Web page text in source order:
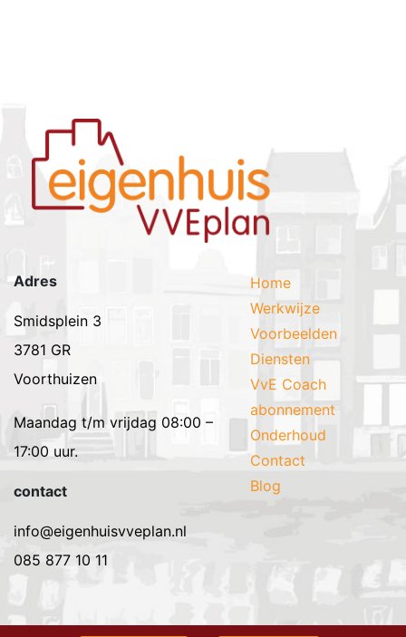
Adres
Smidsplein 3
3781 GR
Voorthuizen
Maandag t/m vrijdag 08:00 –
17:00 uur.
contact
info@eigenhuisvveplan.nl
085 877 10 11
Home
Werkwijze
Voorbeelden
Diensten
VvE Coach
abonnement
Onderhoud
Contact
Blog